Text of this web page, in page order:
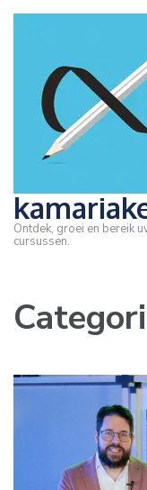
Ga
Enter)
Ontdek, groei en bereik
cursussen.